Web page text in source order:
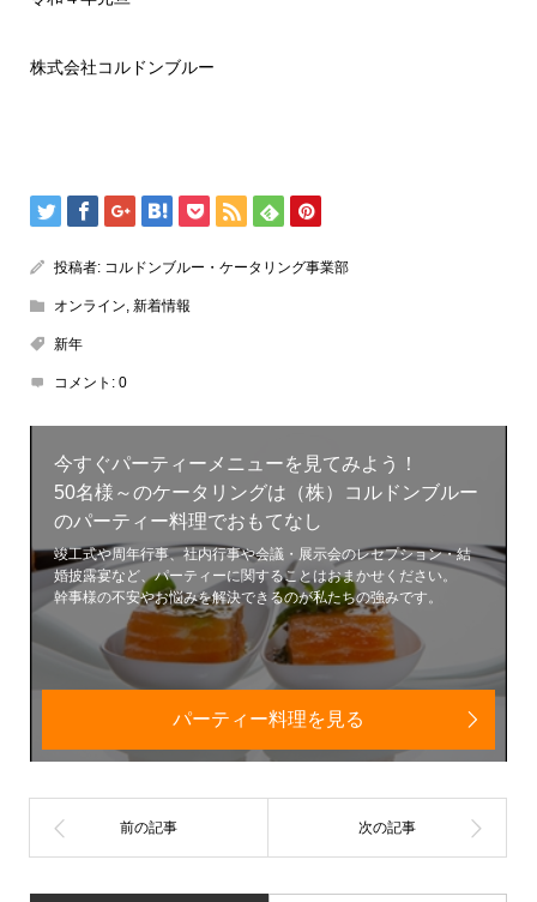
株式会社コルドンブルー
投稿者: コルドンブルー・ケータリング事業部
オンライン, 新着情報
新年
コメント: 0
今すぐパーティーメニューを見てみよう！
50名様～のケータリングは（株）コルドンブルー
のパーティー料理でおもてなし
竣工式や周年行事、社内行事や会議・展示会のレセプション・結
婚披露宴など、パーティーに関することはおまかせください。
幹事様の不安やお悩みを解決できるのが私たちの強みです。
パーティー料理を見る